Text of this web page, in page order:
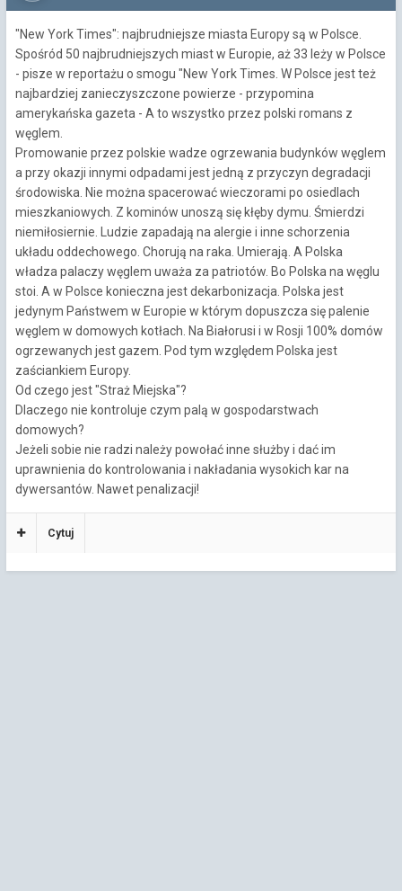
"New York Times": najbrudniejsze miasta Europy są w Polsce.
Spośród 50 najbrudniejszych miast w Europie, aż 33 leży w Polsce
- pisze w reportażu o smogu "New York Times. W Polsce jest też
najbardziej zanieczyszczone powierze - przypomina
amerykańska gazeta - A to wszystko przez polski romans z
węglem.
Promowanie przez polskie wadze ogrzewania budynków węglem
a przy okazji innymi odpadami jest jedną z przyczyn degradacji
środowiska. Nie można spacerować wieczorami po osiedlach
mieszkaniowych. Z kominów unoszą się kłęby dymu. Śmierdzi
niemiłosiernie. Ludzie zapadają na alergie i inne schorzenia
układu oddechowego. Chorują na raka. Umierają. A Polska
władza palaczy węglem uważa za patriotów. Bo Polska na węglu
stoi. A w Polsce konieczna jest dekarbonizacja. Polska jest
jedynym Państwem w Europie w którym dopuszcza się palenie
węglem w domowych kotłach. Na Białorusi i w Rosji 100% domów
ogrzewanych jest gazem. Pod tym względem Polska jest
zaściankiem Europy.
Od czego jest "Straż Miejska"?
Dlaczego nie kontroluje czym palą w gospodarstwach
domowych?
Jeżeli sobie nie radzi należy powołać inne służby i dać im
uprawnienia do kontrolowania i nakładania wysokich kar na
dywersantów. Nawet penalizacji!
Cytuj